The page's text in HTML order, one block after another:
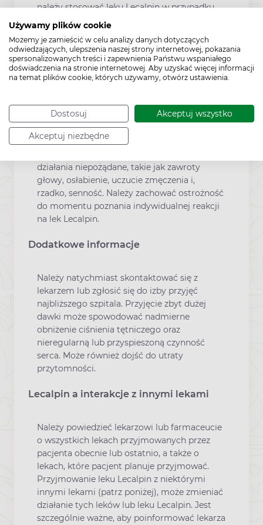
Używamy plików cookie
Możemy je zamieścić w celu analizy danych dotyczących
odwiedzających, ulepszenia naszej strony internetowej, pokazania
spersonalizowanych treści i zapewnienia Państwu wspaniałego
doświadczenia na stronie internetowej. Aby uzyskać więcej informacji
na temat plików cookie, których używamy, otwórz ustawienia.
Dostosuj Akceptuj wszystko
Akceptuj niezbędne
należy stosować leku Lecalpin w przypadku
ciąży, planowania ciąży lub u pacjentek w
wieku rozrodczym, niestosujących żadnej
metody antykoncepcji. Nie należy stosować
leku Lecalpin podczas karmienia piersią.
Lecalpin a wpływ na prowadzenie
Lek Lecalpin nie wywiera istotnego wpływu
na zdolność prowadzenia pojazdów lub
działania niepożądane, takie jak zawroty
głowy, osłabienie, uczucie zmęczenia i,
rzadko, senność. Należy zachować ostrożność
do momentu poznania indywidualnej reakcji
na lek Lecalpin.
Dodatkowe informacje
Należy natychmiast skontaktować się z
lekarzem lub zgłosić się do izby przyjęć
najbliższego szpitala. Przyjęcie zbyt dużej
dawki może spowodować nadmierne
obniżenie ciśnienia tętniczego oraz
nieregularną lub przyspieszoną czynność
serca. Może również dojść do utraty
przytomności.
Lecalpin a interakcje z innymi lekami
Należy powiedzieć lekarzowi lub farmaceucie
o wszystkich lekach przyjmowanych przez
pacjenta obecnie lub ostatnio, a także o
lekach, które pacjent planuje przyjmować.
Przyjmowanie leku Lecalpin z niektórymi
innymi lekami (patrz poniżej), może zmieniać
działanie tych leków lub leku Lecalpin. Jest
szczególnie ważne, aby poinformować lekarza